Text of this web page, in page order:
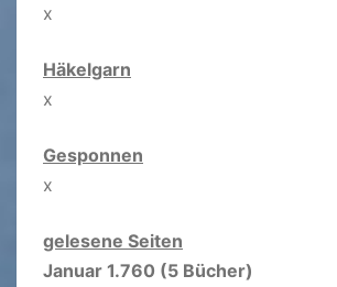
x
Häkelgarn
x
Gesponnen
x
gelesene Seiten
Januar 1.760 (5 Bücher)